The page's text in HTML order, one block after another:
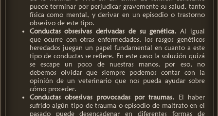
puede terminar por perjudicar gravemente su salud, tanto
física como mental, y derivar en un episodio o trastorno
obsesivo de este tipo.
Conductas obsesivas derivadas de su genética. Al igual
que ocurre con otras enfermedades, los rasgos genéticos
heredados juegan un papel fundamental en cuanto a este
tipo de conductas se refiere. En este caso la solución quizá
se escape un poco de nuestras manos, por eso, no
debemos olvidar que siempre podemos contar con la
opinión de un veterinario que nos pueda ayudar sobre
cómo proceder.
Conductas obsesivas provocadas por traumas. El haber
sufrido algún tipo de trauma o episodio de maltrato en el
pasado puede desencadenar en diferentes formas de